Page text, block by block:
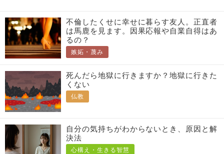
不倫したくせに幸せに暮らす友人。正直者
は馬鹿を見ます。因果応報や自業自得はあ
るの？
嫉妬・蔑み
死んだら地獄に行きますか？地獄に行きた
くない
仏教
自分の気持ちがわからないとき、原因と解
決法
心構え・生きる智慧